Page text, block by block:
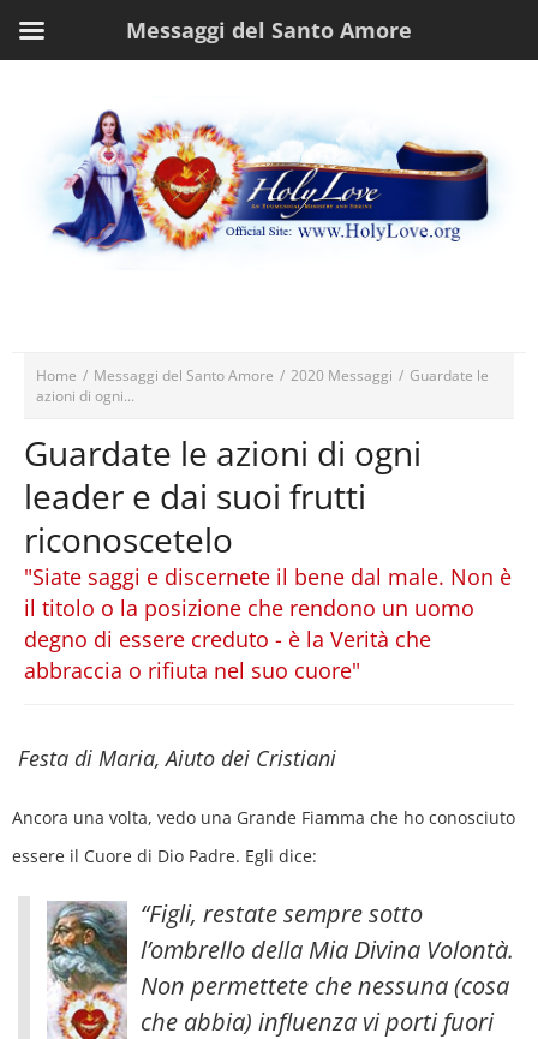
Home / Messaggi del Santo Amore / 2020 Messaggi / Guardate le
azioni di ogni...
Guardate le azioni di ogni
leader e dai suoi frutti
riconoscetelo
"Siate saggi e discernete il bene dal male. Non è
il titolo o la posizione che rendono un uomo
degno di essere creduto - è la Verità che
abbraccia o rifiuta nel suo cuore"
Festa di Maria, Aiuto dei Cristiani
Ancora una volta, vedo una Grande Fiamma che ho conosciuto
essere il Cuore di Dio Padre. Egli dice:
“Figli, restate sempre sotto
l’ombrello della Mia Divina Volontà.
Non permettete che nessuna (cosa
che abbia) influenza vi porti fuori
Messaggi del Santo Amore